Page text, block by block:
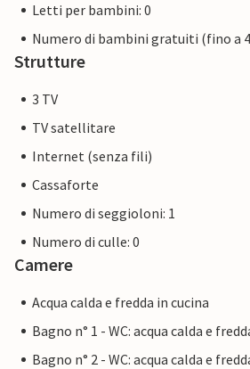
Letti per bambini: 0
Numero di bambini gratuiti (fino a
Strutture
3 TV
TV satellitare
Internet (senza fili)
Cassaforte
Numero di seggioloni: 1
Numero di culle: 0
Camere
Acqua calda e fredda in cucina
Bagno n° 1 - WC: acqua calda e
Bagno n° 2 - WC: acqua calda e